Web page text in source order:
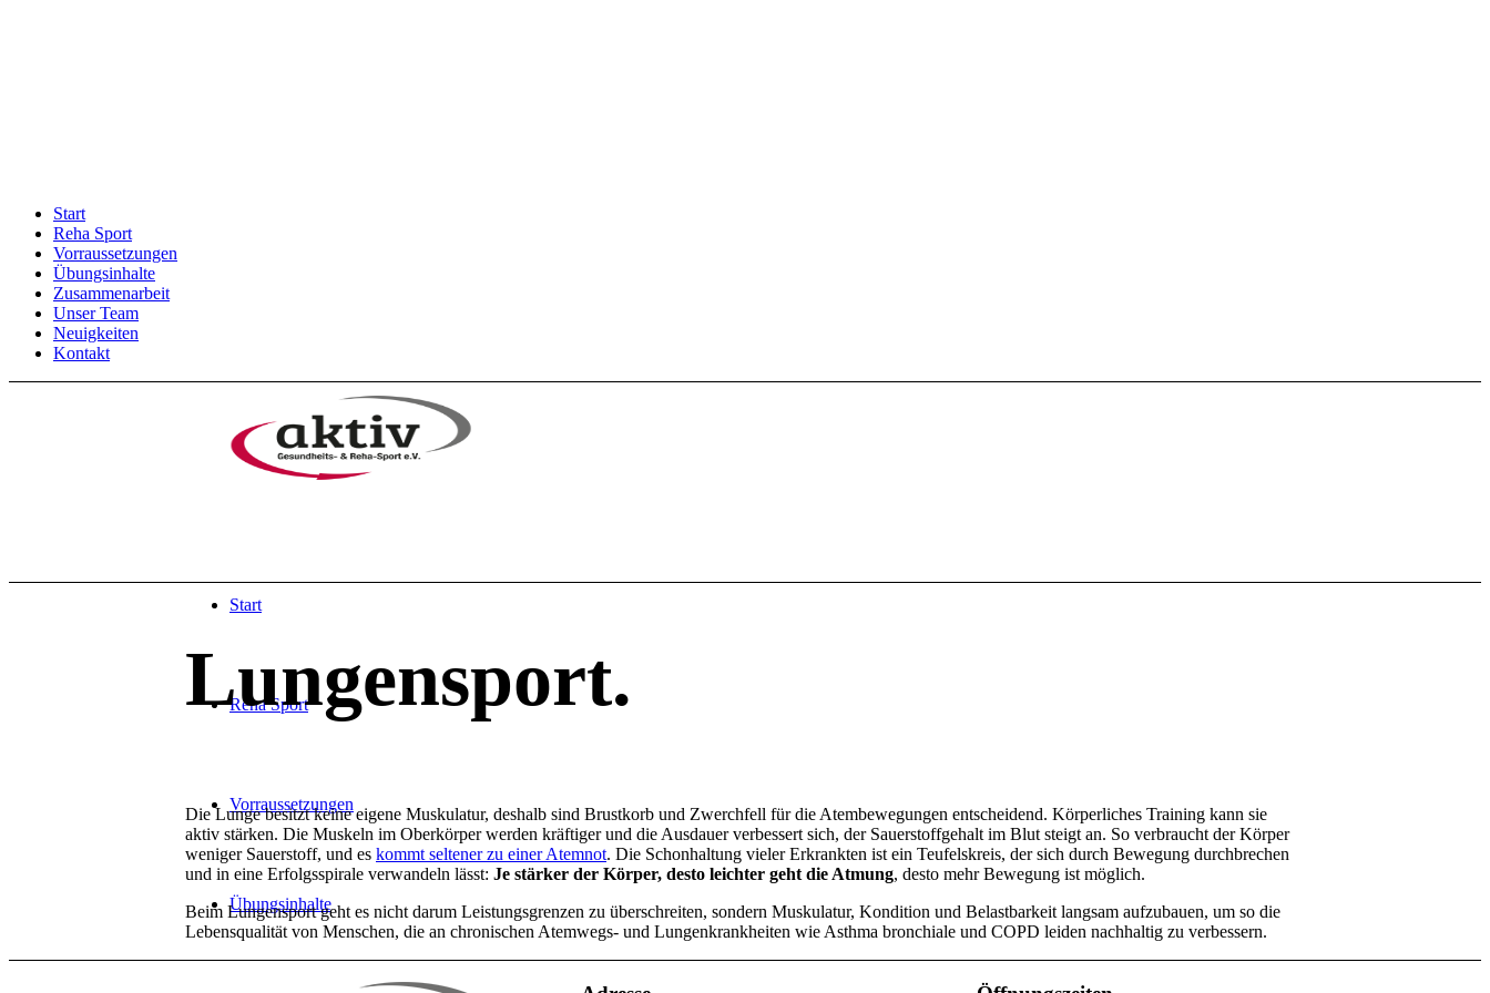
Start
Reha Sport
Vorraussetzungen
Übungsinhalte
Zusammenarbeit
Unser Team
Neuigkeiten
Kontakt
Start
Reha Sport
Vorraussetzungen
Übungsinhalte
Lungensport.
Die Lunge besitzt keine eigene Muskulatur, deshalb sind Brustkorb und Zwerchfell für die Atembewegungen entscheidend. Körperliches Training kann sie
aktiv stärken. Die Muskeln im Oberkörper werden kräftiger und die Ausdauer verbessert sich, der Sauerstoffgehalt im Blut steigt an. So verbraucht der Körper
weniger Sauerstoff, und es kommt seltener zu einer Atemnot. Die Schonhaltung vieler Erkrankten ist ein Teufelskreis, der sich durch Bewegung durchbrechen
und in eine Erfolgsspirale verwandeln lässt: Je stärker der Körper, desto leichter geht die Atmung, desto mehr Bewegung ist möglich.
Beim Lungensport geht es nicht darum Leistungsgrenzen zu überschreiten, sondern Muskulatur, Kondition und Belastbarkeit langsam aufzubauen, um so die
Lebensqualität von Menschen, die an chronischen Atemwegs- und Lungenkrankheiten wie Asthma bronchiale und COPD leiden nachhaltig zu verbessern.